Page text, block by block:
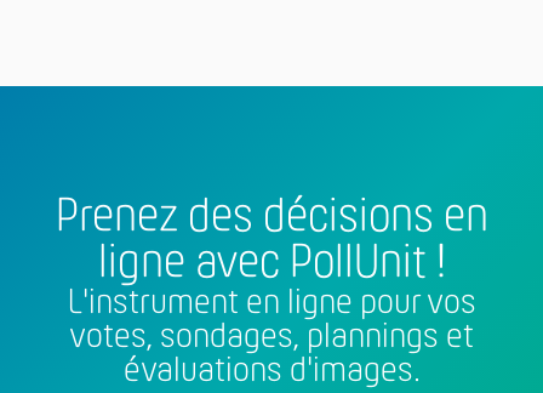
Prenez des décisions en
ligne avec PollUnit !
L'instrument en ligne pour vos
votes, sondages, plannings et
évaluations d'images.